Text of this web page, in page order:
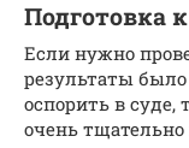
Подготовка
Если нужно
результаты
оспорить в суде,
очень тщательно